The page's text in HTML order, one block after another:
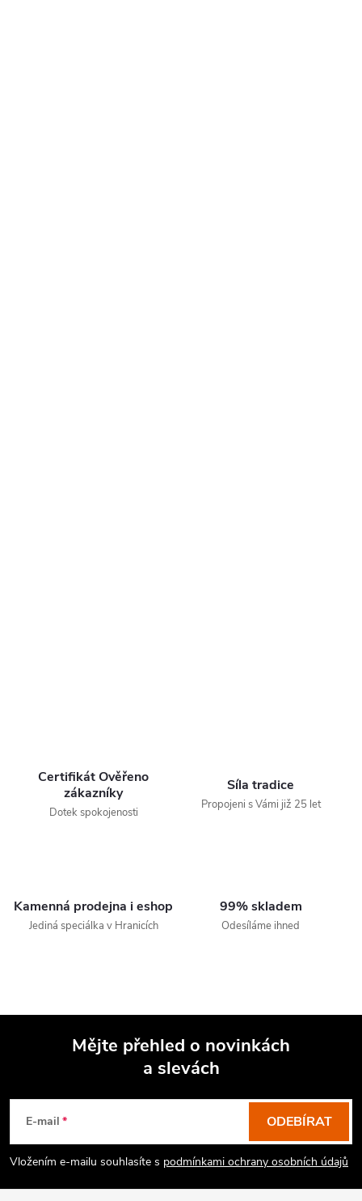
Certifikát Ověřeno
zákazníky
Dotek spokojenosti
Síla tradice
Propojeni s Vámi již 25 let
Kamenná prodejna i eshop
Jediná speciálka v Hranicích
99% skladem
Odesíláme ihned
Mějte přehled o novinkách
a slevách
E-mail
Vložením e-mailu souhlasíte s podmínkami ochrany osobních údajů
ODEBÍRAT